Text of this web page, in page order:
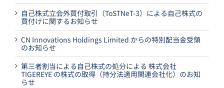
自己株式立会外買付取引（ToSTNeT-3）による自己株式の
買付けに関するお知らせ
CN Innovations Holdings Limited からの特別配当金受領
のお知らせ
第三者割当による自己株式の処分による 株式会社
TIGEREYE の株式の取得（持分法適用関連会社化）のお知
らせ